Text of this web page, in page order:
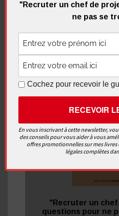
Recevez
nouveau
"Recruter un
questions pour ne
"Recruter un chef de
ne pas se
Cochez pour recevoir le
En vous inscrivant à cette newsletter,
des conseils pour vous aider à vous
offres promotionnelles sur mes
légales complètes